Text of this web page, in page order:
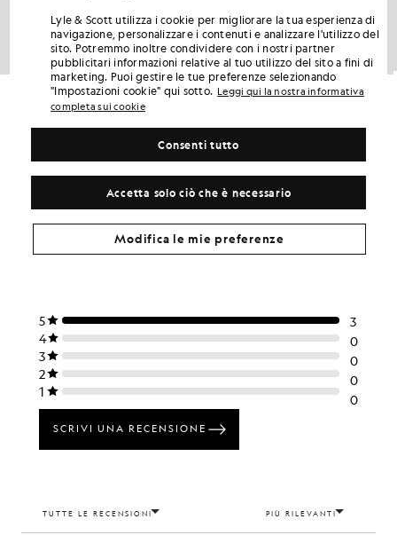
Giacca Packaway
£135.00 £54.00
Giacca softshell foderata in pile
Lyle & Scott utilizza i cookie per migliorare la tua esperienza di
navigazione, personalizzare i contenuti e analizzare l'utilizzo del
sito. Potremmo inoltre condividere con i nostri partner
pubblicitari informazioni relative al tuo utilizzo del sito a fini di
marketing. Puoi gestire le tue preferenze selezionando
"Impostazioni cookie" qui sotto. Leggi qui la nostra informativa
completa sui cookie
Accetta solo ciò che è necessario
Consenti tutto
Modifica le mie preferenze